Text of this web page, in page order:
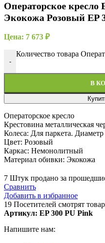
Операторское кресло
Экокожа Розовый EP
Цена: 7 673 ₽
-
Количество товара
В
Операторское кресло
Крестовина металлическая
Колеса: Для паркета.
Цвет: Розовый
Каркас: Немонолитный
Материал обивки: Экокожа
7 Штук продано за
Сравнить
Добавить в избранное
19 Посетителей смотрят
Артикул: EP 300 PU Pink
Напишите нам: